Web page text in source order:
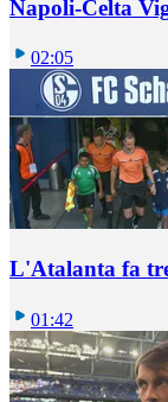
Napoli-Celta
02:05
L'Atalanta fa
01:42